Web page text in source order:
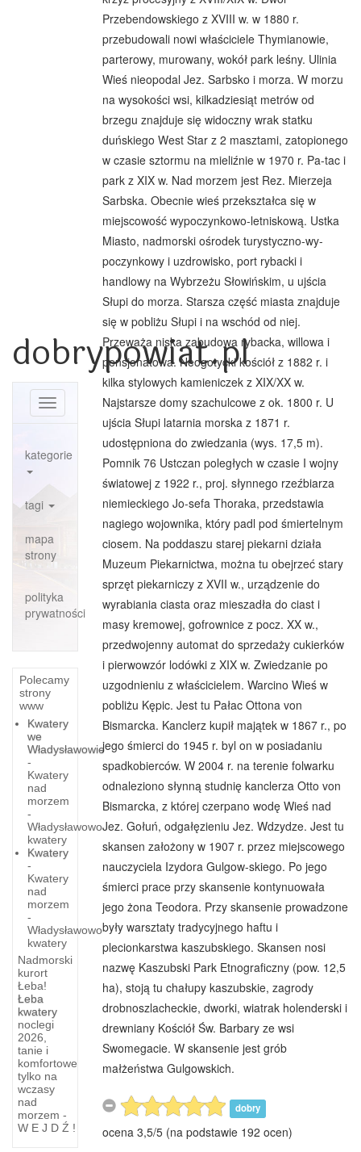
dobrypowiat.pl
Toggle
navigation
kategorie
tagi
mapa
strony
polityka
prywatności
Polecamy
strony
www
Kwatery
we
Władysławowie
-
Kwatery
nad
morzem
-
Władysławowo
kwatery
Kwatery
-
Kwatery
nad
morzem
-
Władysławowo
kwatery
Nadmorski
kurort
Łeba!
Łeba
kwatery
noclegi
2026,
tanie i
komfortowe
tylko na
wczasy
nad
morzem -
W E J D Ź !
Chmielno
-
legenda
Kiedyś,
bardzo
dawno,
Przebendowskiego z XVIII w. w 1880 r.
przebudowali nowi właściciele Thymianowie,
parterowy, murowany, wokół park leśny. Ulinia
Wieś nieopodal Jez. Sarbsko i morza. W morzu
na wysokości wsi, kilkadziesiąt metrów od
brzegu znajduje się widoczny wrak statku
duńskiego West Star z 2 masztami, zatopionego
w czasie sztormu na mieliźnie w 1970 r. Pa-tac i
park z XIX w. Nad morzem jest Rez. Mierzeja
Sarbska. Obecnie wieś przekształca się w
miejscowość wypoczynkowo-letniskową. Ustka
Miasto, nadmorski ośrodek turystyczno-wy-
poczynkowy i uzdrowisko, port rybacki i
handlowy na Wybrzeżu Słowińskim, u ujścia
Słupi do morza. Starsza część miasta znajduje
się w pobliżu Słupi i na wschód od niej.
Przeważa niska zabudowa rybacka, willowa i
pensjonatowa. Neogotycki kościół z 1882 r. i
kilka stylowych kamieniczek z XIX/XX w.
Najstarsze domy szachulcowe z ok. 1800 r. U
ujścia Słupi latarnia morska z 1871 r.
udostępniona do zwiedzania (wys. 17,5 m).
Pomnik 76 Ustczan poległych w czasie I wojny
światowej z 1922 r., proj. słynnego rzeźbiarza
niemieckiego Jo-sefa Thoraka, przedstawia
nagiego wojownika, który padl pod śmiertelnym
ciosem. Na poddaszu starej piekarni działa
Muzeum Piekarnictwa, można tu obejrzeć stary
sprzęt piekarniczy z XVII w., urządzenie do
wyrabiania ciasta oraz mieszadła do ciast i
masy kremowej, gofrownice z pocz. XX w.,
przedwojenny automat do sprzedaży cukierków
i pierwowzór lodówki z XIX w. Zwiedzanie po
uzgodnieniu z właścicielem. Warcino Wieś w
pobliżu Kępic. Jest tu Pałac Ottona von
Bismarcka. Kanclerz kupił majątek w 1867 r., po
jego śmierci do 1945 r. byl on w posiadaniu
spadkobierców. W 2004 r. na terenie folwarku
odnaleziono słynną studnię kanclerza Otto von
Bismarcka, z której czerpano wodę Wieś nad
Jez. Gołuń, odgałęzieniu Jez. Wdzydze. Jest tu
skansen założony w 1907 r. przez miejscowego
nauczyciela Izydora Gulgow-skiego. Po jego
śmierci prace przy skansenie kontynuowała
jego żona Teodora. Przy skansenie prowadzone
były warsztaty tradycyjnego haftu i
plecionkarstwa kaszubskiego. Skansen nosi
nazwę Kaszubski Park Etnograficzny (pow. 12,5
ha), stoją tu chałupy kaszubskie, zagrody
drobnoszlacheckie, dworki, wiatrak holenderski i
drewniany Kościół Św. Barbary ze wsi
Swomegacie. W skansenie jest grób
małżeństwa Gulgowskich.
dobry
ocena 3,5/5 (na podstawie 192 ocen)